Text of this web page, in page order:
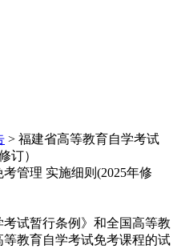
> 福建省高等教育自学考试
订）
管理 实施细则(2025年修
试暂行条例》和全国高等教
教育自学考试免考课程的试